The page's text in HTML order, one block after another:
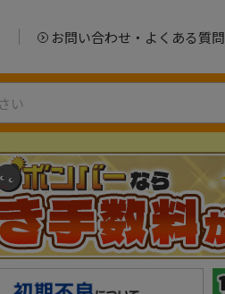
お問い合わせ・よくある質問